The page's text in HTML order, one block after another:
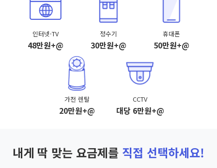
인터넷·TV
48만원+@
정수기
30만원+@
휴대폰
50만원+@
가전 렌탈
20만원+@
CCTV
대당 6만원+@
내게 딱 맞는 요금제를 직접 선택하세요!